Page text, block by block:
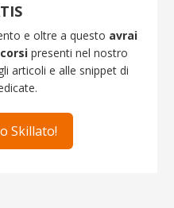
e oltre a questo avrai
presenti nel nostro
articoli e alle snippet di
Skillato!